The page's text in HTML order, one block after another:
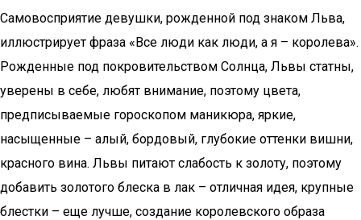
Самовосприятие девушки, рожденной под знаком Льва,
иллюстрирует фраза «Все люди как люди, а я – королева».
Рожденные под покровительством Солнца, Львы статны,
уверены в себе, любят внимание, поэтому цвета,
предписываемые гороскопом маникюра, яркие,
насыщенные – алый, бордовый, глубокие оттенки вишни,
красного вина. Львы питают слабость к золоту, поэтому
добавить золотого блеска в лак – отличная идея, крупные
блестки – еще лучше, создание королевского образа